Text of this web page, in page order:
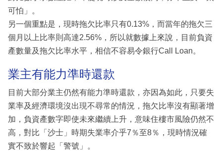
可怕」。
另一個重點是，現時拖欠比率只有0.13%，而當年的拖欠三
個月以上比率則高達2.56%，所以就數據上來說，目前負資
產數量及拖欠比率水平，相信不容易令銀行Call Loan。
業主有能力準時還款
目前大部分業主仍然有能力準時還款，亦因為如此，只要失
業率及經濟環境沒出現不尋常的情況，拖欠比率沒有顯著增
加，負資產數字即使未來繼續上升，意味住樓市風險仍然不
高，對比「沙士」時期失業率介乎7％至8％，現時情況確
實不致於響起「警號」。